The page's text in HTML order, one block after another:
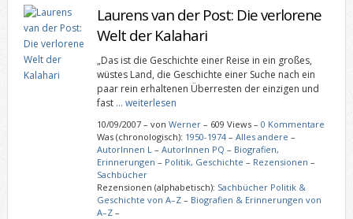
Laurens van der Post: Die verlorene
Welt der Kalahari
„Das ist die Geschichte einer Reise in ein großes,
wüstes Land, die Geschichte einer Suche nach ein
paar rein erhaltenen Überresten der einzigen und
fast … weiterlesen
10/09/2007– von Werner– 609 Views – 0 Kommentare
Was (chronologisch): 1950-1974– Alles andere –
AutorInnen L – AutorInnen PQ – Biografien,
Erinnerungen – Politik, Geschichte – Rezensionen –
Sachbücher
Rezensionen (alphabetisch): Sachbücher Politik &
Geschichte von A–Z– Biografien & Erinnerungen von
A–Z–